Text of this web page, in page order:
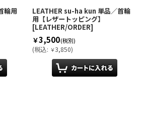
輪用
LEATHER su-ha kun 単品／首輪
用【レザートッピング】
[LEATHER/ORDER]
￥3,500(税別)
(税込: ￥3,850)